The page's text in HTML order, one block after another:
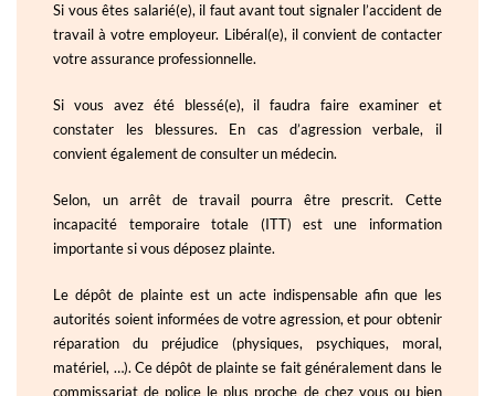
Si vous êtes salarié(e), il faut avant tout signaler l’accident de
travail à votre employeur. Libéral(e), il convient de contacter
votre assurance professionnelle.
Si vous avez été blessé(e), il faudra faire examiner et
constater les blessures. En cas d’agression verbale, il
convient également de consulter un médecin.
Selon, un arrêt de travail pourra être prescrit. Cette
incapacité temporaire totale (ITT) est une information
importante si vous déposez plainte.
Le dépôt de plainte est un acte indispensable afin que les
autorités soient informées de votre agression, et pour obtenir
réparation du préjudice (physiques, psychiques, moral,
matériel, …). Ce dépôt de plainte se fait généralement dans le
commissariat de police le plus proche de chez vous ou bien